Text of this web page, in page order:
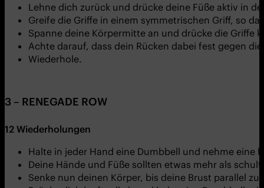
Lehne dich zurück und drücke deine Füße aktiv in
Greife die Griffe in einem symmetrischen Griff, so
Spanne deine Körpermitte an und drücke die Griffe
Achte darauf, dass dein Rücken dabei fest gegen
Wiederhole.
3 – RENEGADE ROW
12 Wiederholungen
Halte in jeder Hand eine Dumbbell und nehme eine
Deine Hände und Füße sollten etwas mehr als
Senke nun deinen Körper, bis deine Brust parallel